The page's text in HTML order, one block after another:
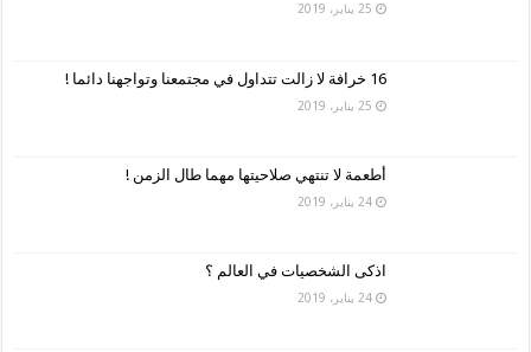
25 يناير، 2019
16 خرافة لا زالت تتداول في مجتمعنا وتواجهنا دائما !
25 يناير، 2019
أطعمة لا تنتهي صلاحيتها مهما طال الزمن !
24 يناير، 2019
اذكى الشخصيات في العالم ؟
24 يناير، 2019